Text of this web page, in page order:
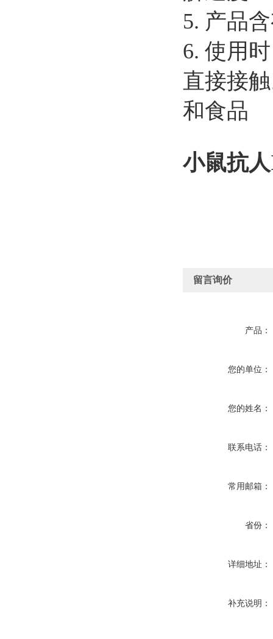
5. 产品
6. 使用
直接接
和食品
小鼠抗
留言询价
产品：
您的单位：
您的姓名：
联系电话：
常用邮箱：
省份：
详细地址：
补充说明：